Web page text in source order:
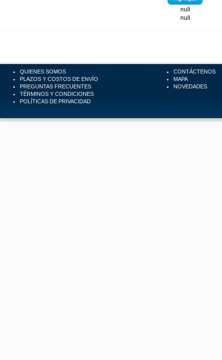
null
null
QUIENES SOMOS
PLAZOS Y COSTOS DE ENVÍO
PREGUNTAS FRECUENTES
TÉRMINOS Y CONDICIONES
POLÍTICAS DE PRIVACIDAD
CONTÁCTENOS
MAPA
NOVEDADES